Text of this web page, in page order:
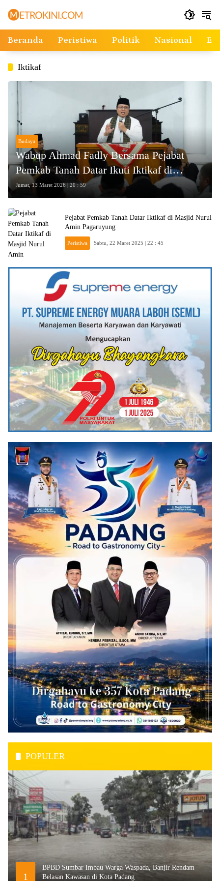
Beranda Peristiwa Politik Nasional
Iktikaf
Budaya
Wabup Ahmad Fadly Bersama Pejabat
Pemkab Tanah Datar Ikuti Iktikaf di
Masjid Al Amin
Jumat, 13 Maret 2026 | 20 : 59
Pejabat Pemkab Tanah Datar Iktikaf di Masjid Nurul
Amin Pagaruyung
Peristiwa Sabtu, 22 Maret 2025 | 22 : 45
POPULER
1
BPBD Sumbar Imbau Warga Waspada, Banjir Rendam
Belasan Kawasan di Kota Padang